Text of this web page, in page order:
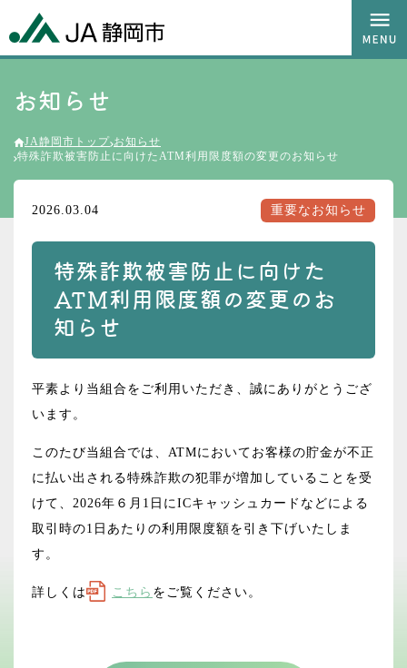
お知らせ
JA静岡市トップ お知らせ
特殊詐欺被害防止に向けたATM利用限度額の変更のお知らせ
2026.03.04 重要なお知らせ
特殊詐欺被害防止に向けた
ATM利用限度額の変更のお
知らせ
平素より当組合をご利用いただき、誠にありがとうござ
います。
このたび当組合では、ATMにおいてお客様の貯金が不正
に払い出される特殊詐欺の犯罪が増加していることを受
けて、2026年６月1日にICキャッシュカードなどによる
取引時の1日あたりの利用限度額を引き下げいたしま
す。
詳しくは こちら をご覧ください。